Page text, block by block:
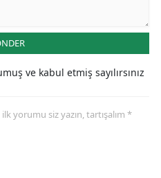
ve kabul etmiş sayılırsınız
yorumu siz yazın, tartışalım *